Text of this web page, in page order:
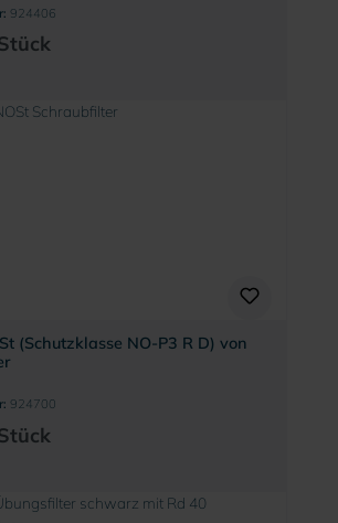
924406
(Schutzklasse NO-P3 R D) von
924700